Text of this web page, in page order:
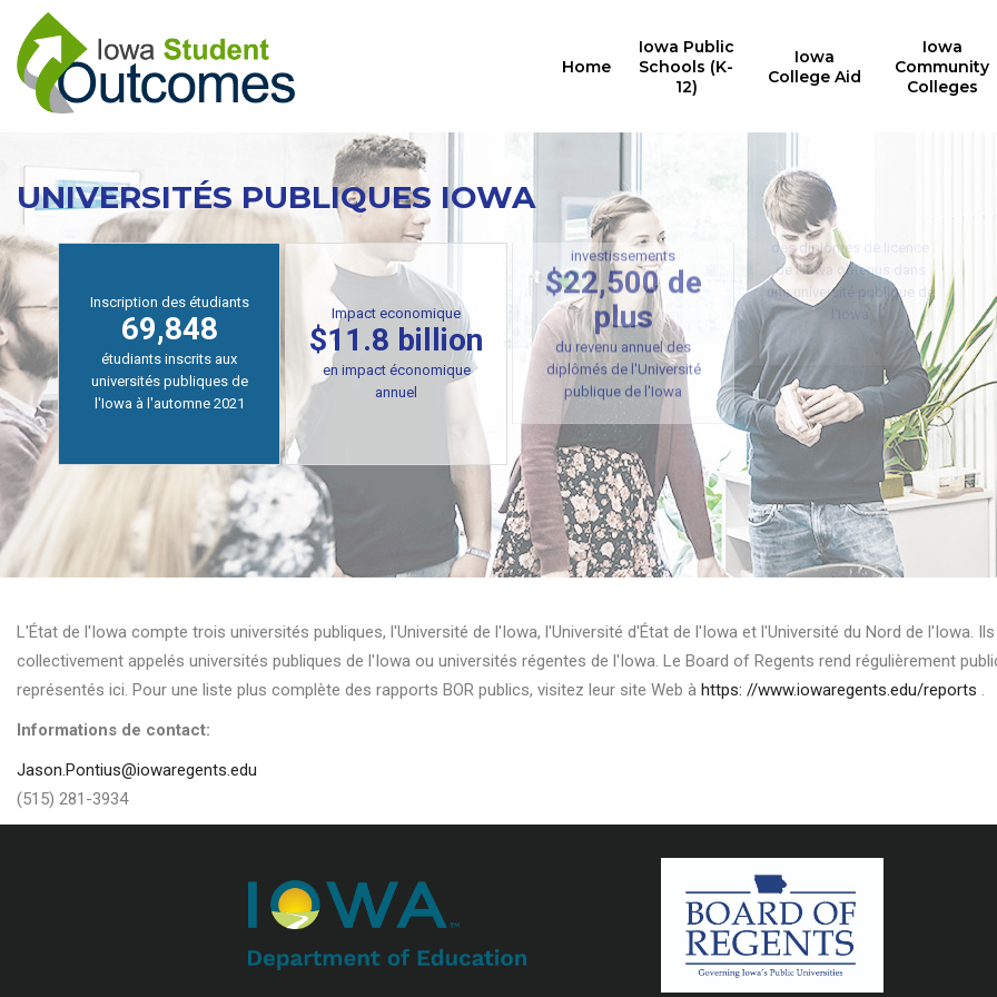
contenu
principal
Home
Iowa Public
Schools (K-
12)
Iowa
College Aid
Iowa
Community
Colleges
UNIVERSITÉS PUBLIQUES IOWA
Inscription des étudiants
69,848
étudiants inscrits aux
universités publiques de
l'Iowa à l'automne 2021
Impact economique
$11.8 billion
en impact économique
annuel
Analyse des
investissements
$22,500 de
plus
du revenu annuel des
diplômés de l'Université
publique de l'Iowa
Diplômes obtenus
67%
des diplômes de licence
de l'Iowa obtenus dans
une université publique de
L'État de l'Iowa compte trois universités publiques, l'Université de l'Iowa, l'Université d'État de l'Iowa et l'Université du Nord de l'Iowa.
collectivement appelés universités publiques de l'Iowa ou universités régentes de l'Iowa. Le Board of Regents rend régulièrement
représentés ici. Pour une liste plus complète des rapports BOR publics, visitez leur site Web à https: //www.iowaregents.edu/reports .
Informations de contact:
Jason.Pontius@iowaregents.edu
(515) 281-3934